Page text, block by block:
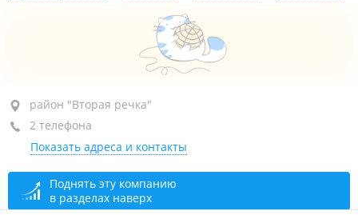
район "Вторая речка", ул. Иртышская, 12
3-й этаж, оф. 319
+7 904 627-16-07
+7 (423) 297-16-07
открыто: 09:00–21:00
район "Вторая речка"
2 телефона
Показать адреса и контакты
Поднять эту компанию
в разделах наверх